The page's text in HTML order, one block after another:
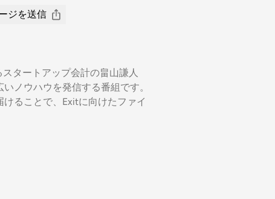
ジを送信
タートアップ会計の畠山謙人
ノウハウを発信する番組です。
ることで、Exitに向けたファイ